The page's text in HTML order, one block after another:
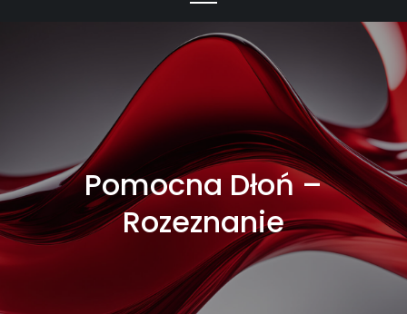
Pomocna Dłoń –
Rozeznanie